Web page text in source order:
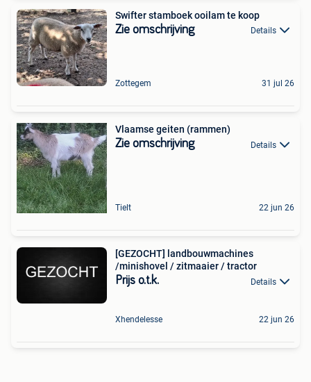
Swifter stamboek ooilam te koop
Zie omschrijving Details
Zottegem 31 jul 26
Vlaamse geiten (rammen)
Zie omschrijving Details
Tielt 22 jun 26
[GEZOCHT] landbouwmachines
/minishovel / zitmaaier / tractor
Prijs o.t.k. Details
Xhendelesse 22 jun 26